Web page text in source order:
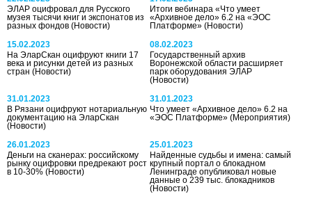
ЭЛАР оцифровал для Русского
музея тысячи книг и экспонатов из
разных фондов (Новости)
Итоги вебинара «Что умеет
«Архивное дело» 6.2 на «ЭОС
Платформе»(Новости)
15.02.2023
На ЭларСкан оцифруют книги 17
века и рисунки детей из разных
стран (Новости)
08.02.2023
Государственный архив
Воронежской области расширяет
парк оборудования ЭЛАР
(Новости)
31.01.2023
В Рязани оцифруют нотариальную
документацию на ЭларСкан
(Новости)
31.01.2023
Что умеет «Архивное дело» 6.2 на
«ЭОС Платформе»(Мероприятия)
26.01.2023
Деньги на сканерах: российскому
рынку оцифровки предрекают рост
в 10-30% (Новости)
25.01.2023
Найденные судьбы и имена: самый
крупный портал о блокадном
Ленинграде опубликовал новые
данные о 239 тыс. блокадников
(Новости)